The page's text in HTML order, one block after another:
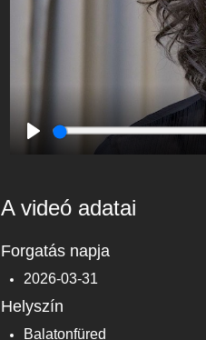
A videó adatai
Forgatás napja
2026-03-31
Helyszín
Balatonfüred